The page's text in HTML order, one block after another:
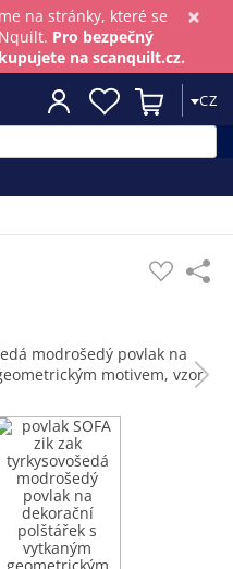
×
na stránky, které se
Pro bezpečný
na scanquilt.cz.
CZ